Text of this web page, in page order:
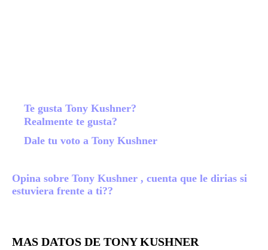
Te gusta Tony Kushner?
Realmente te gusta?
Dale tu voto a Tony Kushner
Opina sobre Tony Kushner , cuenta que le dirias si
estuviera frente a ti??
MAS DATOS DE TONY KUSHNER